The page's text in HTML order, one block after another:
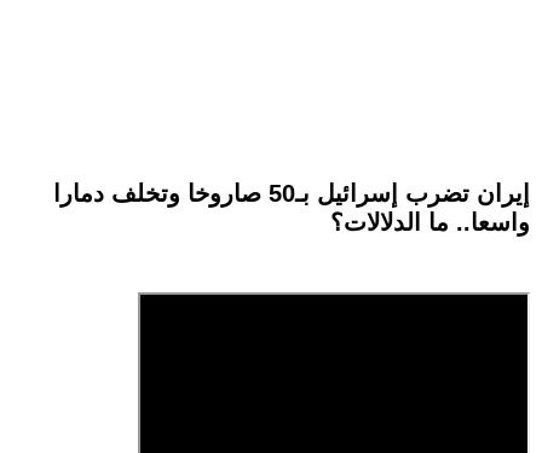
إيران تضرب إسرائيل بـ50 صاروخا وتخلف دمارا
واسعا.. ما الدلالات؟